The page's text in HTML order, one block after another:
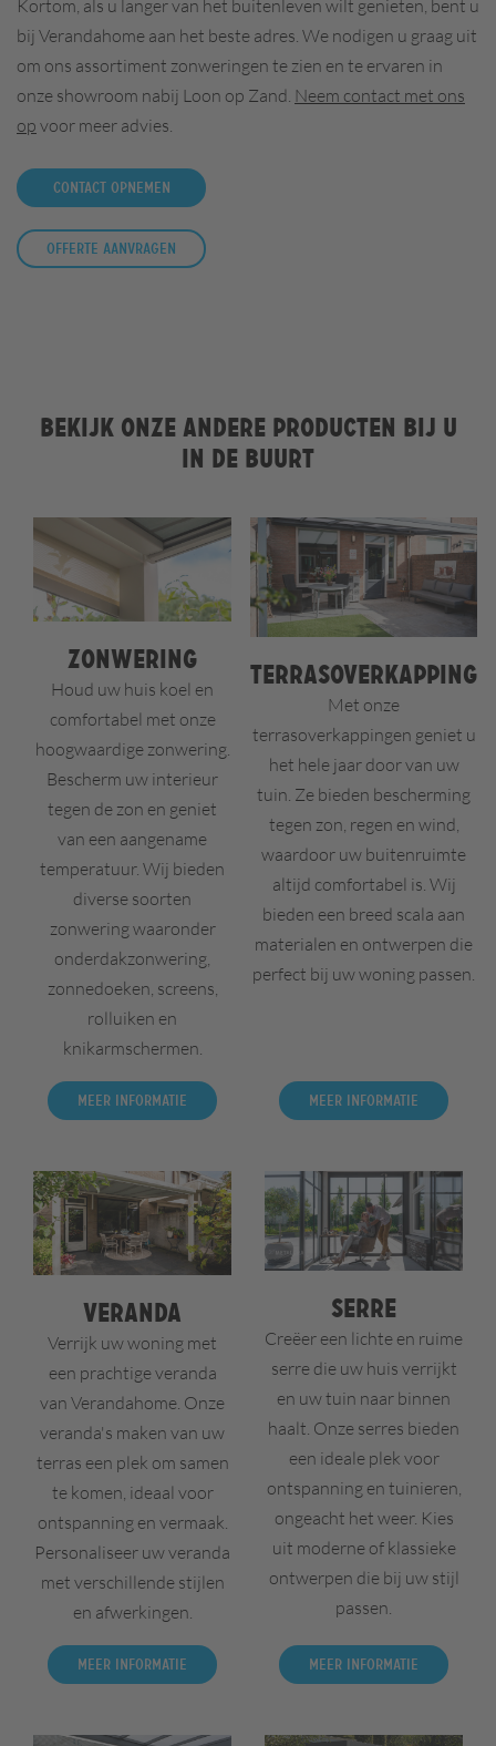
Kortom, als u langer van het buitenleven wilt genieten, bent u
bij Verandahome aan het beste adres. We nodigen u graag uit
om ons assortiment zonweringen te zien en te ervaren in
onze showroom nabij Loon op Zand. Neem contact met ons
op voor meer advies.
Contact opnemen
Offerte aanvragen
Bekijk onze andere producten bij u
in de buurt
Zonwering
Houd uw huis koel en
comfortabel met onze
hoogwaardige zonwering.
Bescherm uw interieur
tegen de zon en geniet
van een aangename
temperatuur. Wij bieden
diverse soorten
zonwering waaronder
onderdakzonwering,
zonnedoeken, screens,
rolluiken en
knikarmschermen.
Meer informatie
Terrasoverkapping
Met onze
terrasoverkappingen geniet u
het hele jaar door van uw
tuin. Ze bieden bescherming
tegen zon, regen en wind,
waardoor uw buitenruimte
altijd comfortabel is. Wij
bieden een breed scala aan
materialen en ontwerpen die
perfect bij uw woning passen.
Meer informatie
Veranda
Verrijk uw woning met
een prachtige veranda
van Verandahome. Onze
veranda's maken van uw
terras een plek om samen
te komen, ideaal voor
ontspanning en vermaak.
Personaliseer uw veranda
met verschillende stijlen
en afwerkingen.
Meer informatie
Serre
Creëer een lichte en ruime
serre die uw huis verrijkt
en uw tuin naar binnen
haalt. Onze serres bieden
een ideale plek voor
ontspanning en tuinieren,
ongeacht het weer. Kies
uit moderne of klassieke
ontwerpen die bij uw stijl
passen.
Meer informatie